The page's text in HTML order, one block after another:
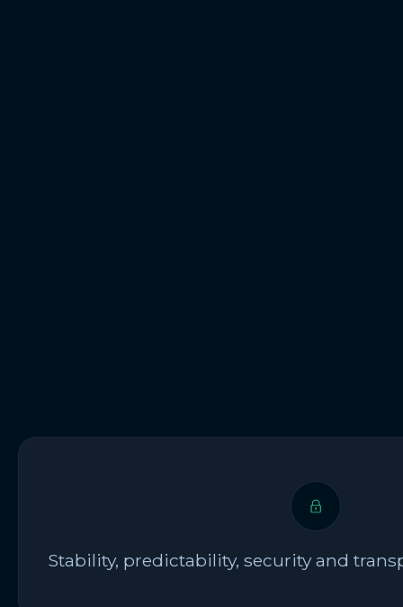
Stability, predictability, security and